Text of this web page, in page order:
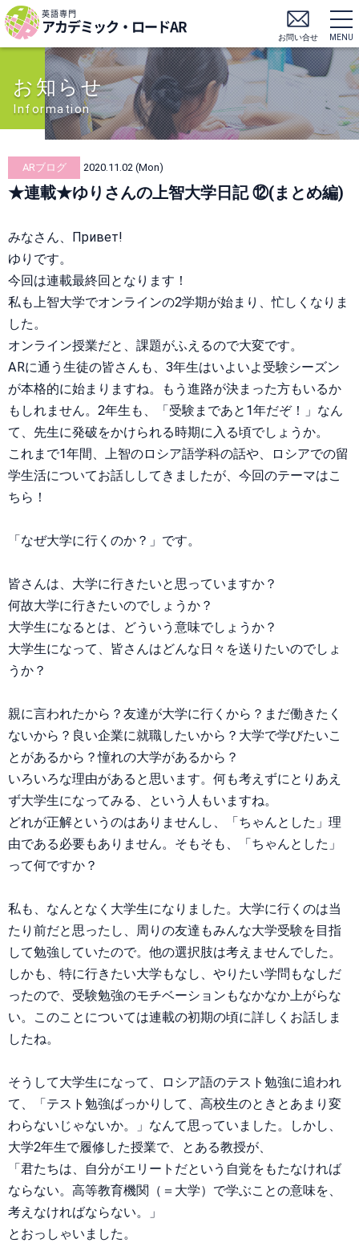
英語専門
アカデミック・ロードAR
お問い合せ MENU
お知らせ
Information
ARブログ 2020.11.02 (Mon)
★連載★ゆりさんの上智大学日記 ⑫(まとめ編)
みなさん、 Привет!
ゆりです。
今回は連載最終回となります！
私も上智大学でオンラインの2学期が始まり、忙しくなりま
した。
オンライン授業だと、課題がふえるので大変です。
ARに通う生徒の皆さんも、3年生はいよいよ受験シーズン
が本格的に始まりますね。もう進路が決まった方もいるか
もしれません。2年生も、「受験まであと1年だぞ！」なん
て、先生に発破をかけられる時期に入る頃でしょうか。
これまで1年間、上智のロシア語学科の話や、ロシアでの留
学生活についてお話ししてきましたが、今回のテーマはこ
ちら！
「なぜ大学に行くのか？」です。
皆さんは、大学に行きたいと思っていますか？
何故大学に行きたいのでしょうか？
大学生になるとは、どういう意味でしょうか？
大学生になって、皆さんはどんな日々を送りたいのでしょ
うか？
親に言われたから？友達が大学に行くから？まだ働きたく
ないから？良い企業に就職したいから？大学で学びたいこ
とがあるから？憧れの大学があるから？
いろいろな理由があると思います。何も考えずにとりあえ
ず大学生になってみる、という人もいますね。
どれが正解というのはありませんし、「ちゃんとした」理
由である必要もありません。そもそも、「ちゃんとした」
って何ですか？
私も、なんとなく大学生になりました。大学に行くのは当
たり前だと思ったし、周りの友達もみんな大学受験を目指
して勉強していたので。他の選択肢は考えませんでした。
しかも、特に行きたい大学もなし、やりたい学問もなしだ
ったので、受験勉強のモチベーションもなかなか上がらな
い。このことについては連載の初期の頃に詳しくお話しま
したね。
そうして大学生になって、ロシア語のテスト勉強に追われ
て、「テスト勉強ばっかりして、高校生のときとあまり変
わらないじゃないか。」なんて思っていました。しかし、
大学2年生で履修した授業で、とある教授が、
「君たちは、自分がエリートだという自覚をもたなければ
ならない。高等教育機関（＝大学）で学ぶことの意味を、
考えなければならない。」
とおっしゃいました。